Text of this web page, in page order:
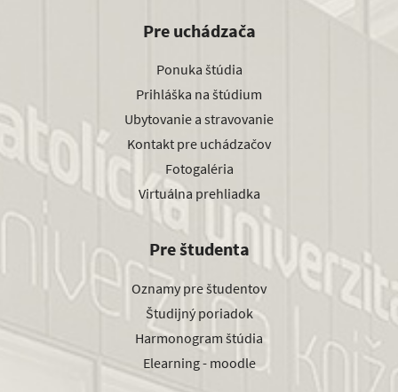
Pre uchádzača
Ponuka štúdia
Prihláška na štúdium
Ubytovanie a stravovanie
Kontakt pre uchádzačov
Fotogaléria
Virtuálna prehliadka
Pre študenta
Oznamy pre študentov
Študijný poriadok
Harmonogram štúdia
Elearning - moodle